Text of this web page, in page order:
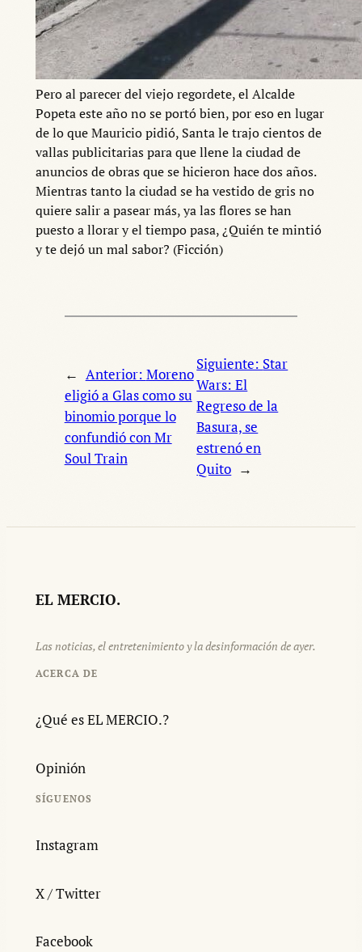
Pero al parecer del viejo regordete, el Alcalde
Popeta este año no se portó bien, por eso en lugar
de lo que Mauricio pidió, Santa le trajo cientos de
vallas publicitarias para que llene la ciudad de
anuncios de obras que se hicieron hace dos años.
Mientras tanto la ciudad se ha vestido de gris no
quiere salir a pasear más, ya las flores se han
puesto a llorar y el tiempo pasa, ¿Quién te mintió
y te dejó un mal sabor? (Ficción)
← Anterior: Moreno
eligió a Glas como su
binomio porque lo
confundió con Mr
Soul Train
Siguiente: Star
Wars: El
Regreso de la
Basura, se
estrenó en
Quito →
EL MERCIO.
Las noticias, el entretenimiento y la desinformación de ayer.
ACERCA DE
¿Qué es EL MERCIO.?
Opinión
SÍGUENOS
Instagram
X / Twitter
Facebook